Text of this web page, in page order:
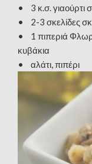
• 3 κ.σ. γιαούρτι
• 2-3 σκελίδες
• 1 πιπεριά
κυβάκια
• αλάτι, πιπέρι